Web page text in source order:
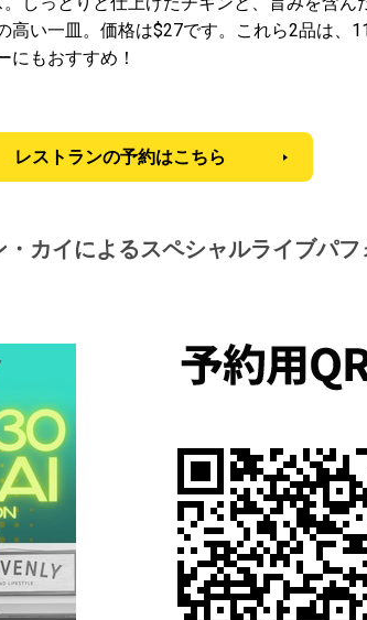
高い一皿。価格は$27です。これら2品は、
にもおすすめ！
レストランの予約はこちら
カイによるスペシャルライブパフ